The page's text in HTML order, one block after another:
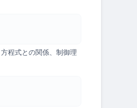
程式との関係、制御理